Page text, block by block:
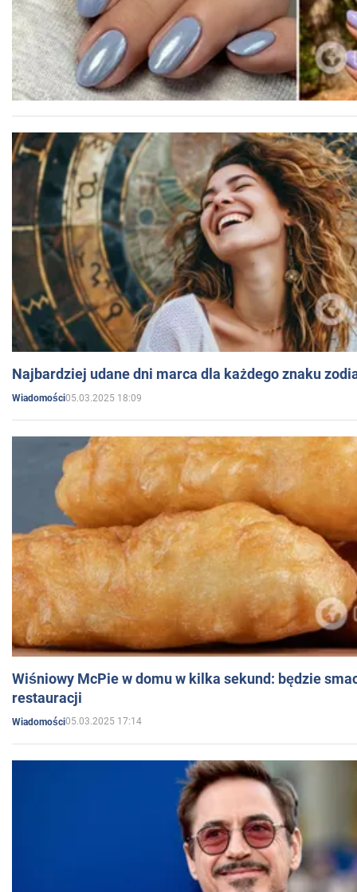
Najbardziej udane dni marca dla każdego znaku
Wiadomości05.03.2025 18:09
Wiśniowy McPie w domu w kilka sekund: będzie
restauracji
Wiadomości05.03.2025 17:14